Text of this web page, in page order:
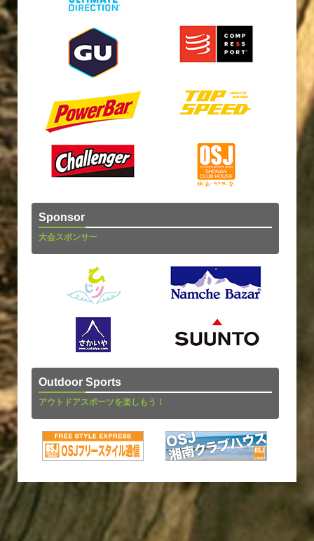
Sponsor
大会スポンサー
Outdoor Sports
アウトドアスポーツを楽しもう！